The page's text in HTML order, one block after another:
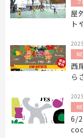
屋
ト
西
ら
6/